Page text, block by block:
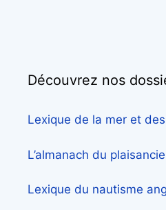
Découvrez nos
Lexique de la mer et
L’almanach du
Lexique du nautisme